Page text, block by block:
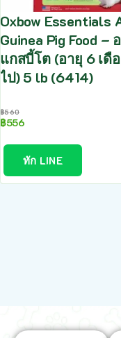
Oxbow Essentials
Guinea Pig Food –
แกสบี้โต (อายุ 6 เดื
ไป) 5 lb (6414)
฿560
฿556
ทัก LINE